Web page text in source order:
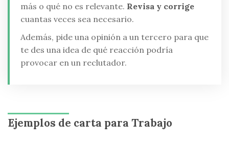
más o qué no es relevante. Revisa y corrige
cuantas veces sea necesario.
Además, pide una opinión a un tercero para que
te des una idea de qué reacción podría
provocar en un reclutador.
Ejemplos de carta para Trabajo